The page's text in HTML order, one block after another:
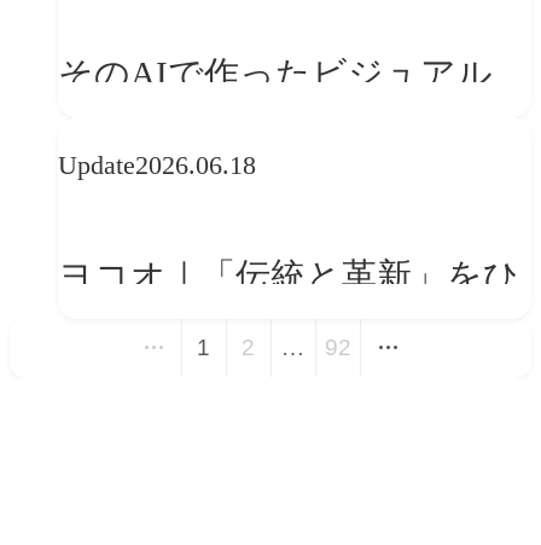
そのAIで作ったビジュアル、
せんか？
Update2026.06.18
ヨコオ｜「伝統と革新」をひ
とつの世界観に──新VIを体
1 2 … 92